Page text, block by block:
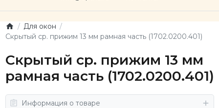
Для окон
Cкрытый ср. прижим 13 мм рамная часть (1702.0200.401)
Cкрытый ср. прижим 13 мм
рамная часть (1702.0200.401)
Информация о товаре